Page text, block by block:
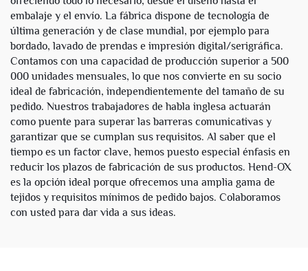
embalaje y el envío. La fábrica dispone de tecnología de
última generación y de clase mundial, por ejemplo para
bordado, lavado de prendas e impresión digital/serigráfica.
Contamos con una capacidad de producción superior a 500
000 unidades mensuales, lo que nos convierte en su socio
ideal de fabricación, independientemente del tamaño de su
pedido. Nuestros trabajadores de habla inglesa actuarán
como puente para superar las barreras comunicativas y
garantizar que se cumplan sus requisitos. Al saber que el
tiempo es un factor clave, hemos puesto especial énfasis en
reducir los plazos de fabricación de sus productos. Hend-OX
es la opción ideal porque ofrecemos una amplia gama de
tejidos y requisitos mínimos de pedido bajos. Colaboramos
con usted para dar vida a sus ideas.